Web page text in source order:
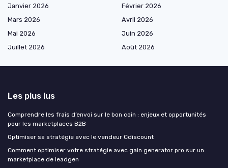
Janvier 2026
Février 2026
Mars 2026
Avril 2026
Mai 2026
Juin 2026
Juillet 2026
Août 2026
Les plus lus
Comprendre les frais d’envoi sur le bon coin : enjeux et opportunités
pour les marketplaces B2B
Optimiser sa stratégie avec le vendeur Cdiscount
Comment optimiser votre stratégie avec gain generator pro sur un
marketplace de leadgen